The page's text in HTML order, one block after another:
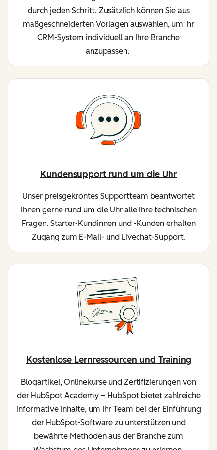
durch jeden Schritt. Zusätzlich können Sie aus
maßgeschneiderten Vorlagen auswählen, um Ihr
CRM-System individuell an Ihre Branche
anzupassen.
Kundensupport rund um die Uhr
Unser preisgekröntes Supportteam beantwortet
Ihnen gerne rund um die Uhr alle Ihre technischen
Fragen. Starter-Kundinnen und -Kunden erhalten
Zugang zum E-Mail- und Livechat-Support.
Kostenlose Lernressourcen und Training
Blogartikel, Onlinekurse und Zertifizierungen von
der HubSpot Academy – HubSpot bietet zahlreiche
informative Inhalte, um Ihr Team bei der Einführung
der HubSpot-Software zu unterstützen und
bewährte Methoden aus der Branche zum